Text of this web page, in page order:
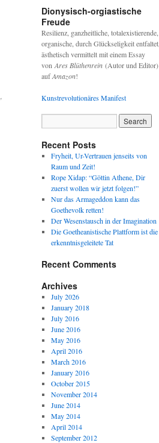
,
Dionysisch-orgiastische
Freude
Resilienz, ganzheitliche, totalexistierende,
organische, durch Glückseligkeit entfaltet,
ästhetisch vermittelt mit einem Essay
von Ares Blüthenrein (Autor und Editor)
aufAmazon!
Kunstrevolutionäres Manifest
Recent Posts
Fryheit, Ur-Vertrauen jenseits von
Raum und Zeit!
Rope Xidap: “Göttin Athene, Dir
zuerst wollen wir jetzt folgen!”
Nur das Armageddon kann das
Goethevolk retten!
Der Wesenstausch in der Imagination
Die Goetheanistische Plattform ist die
erkenntnisgeleitete Tat
Recent Comments
Archives
July 2026
January 2018
July 2016
June 2016
May 2016
April 2016
March 2016
January 2016
October 2015
November 2014
June 2014
May 2014
April 2014
September 2012